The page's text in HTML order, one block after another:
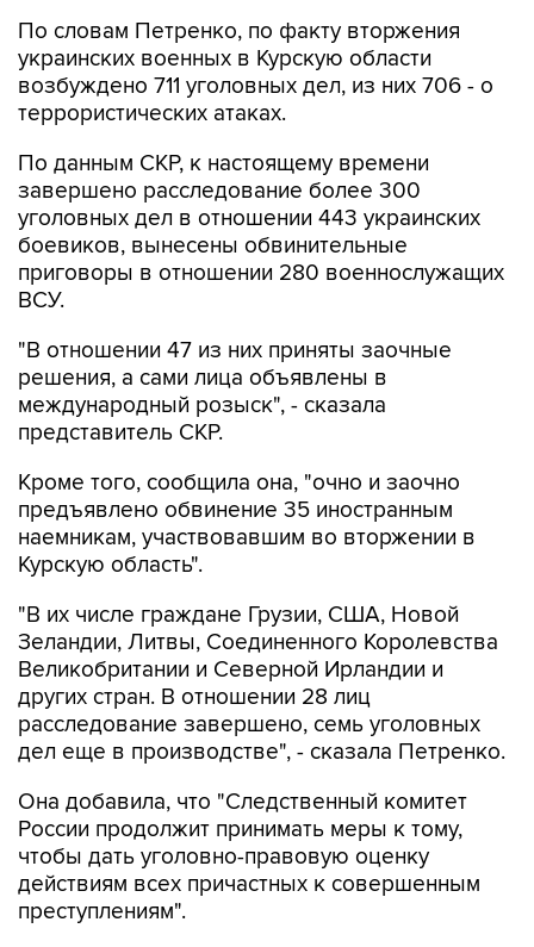
По словам Петренко, по факту вторжения
украинских военных в Курскую области
возбуждено 711 уголовных дел, из них 706 - о
террористических атаках.
По данным СКР, к настоящему времени
завершено расследование более 300
уголовных дел в отношении 443 украинских
боевиков, вынесены обвинительные
приговоры в отношении 280 военнослужащих
ВСУ.
"В отношении 47 из них приняты заочные
решения, а сами лица объявлены в
международный розыск", - сказала
представитель СКР.
Кроме того, сообщила она, "очно и заочно
предъявлено обвинение 35 иностранным
наемникам, участвовавшим во вторжении в
Курскую область".
"В их числе граждане Грузии, США, Новой
Зеландии, Литвы, Соединенного Королевства
Великобритании и Северной Ирландии и
других стран. В отношении 28 лиц
расследование завершено, семь уголовных
дел еще в производстве", - сказала Петренко.
Она добавила, что "Cледственный комитет
России продолжит принимать меры к тому,
чтобы дать уголовно-правовую оценку
действиям всех причастных к совершенным
преступлениям".